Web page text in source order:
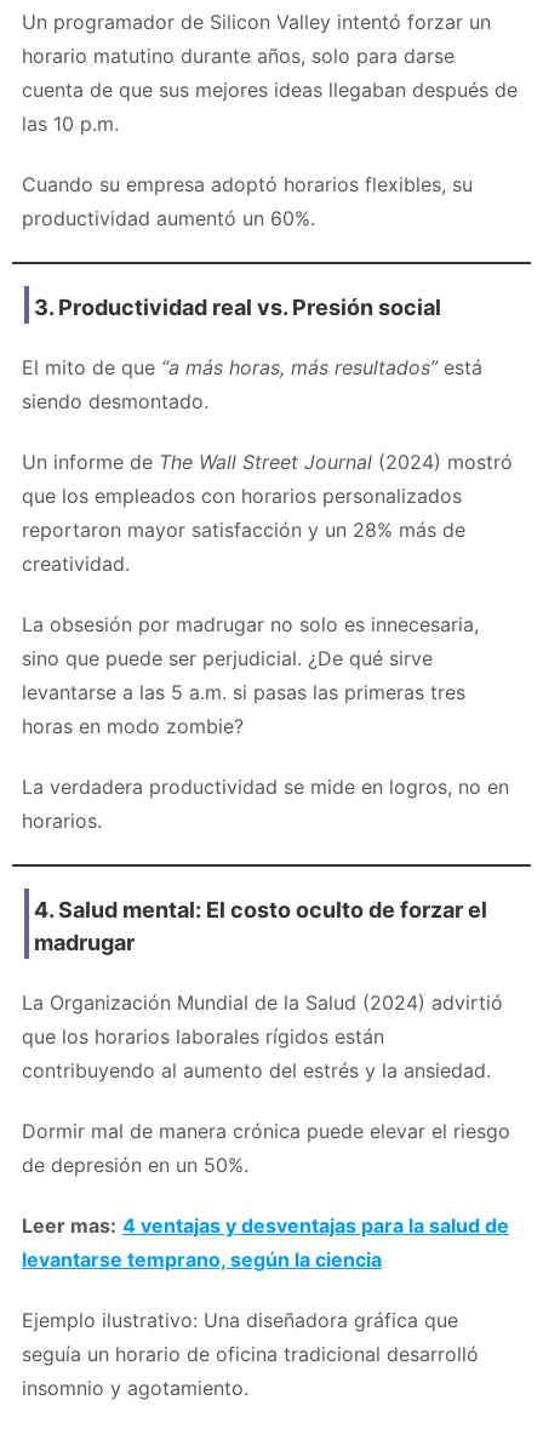
Un programador de Silicon Valley intentó forzar un
horario matutino durante años, solo para darse
cuenta de que sus mejores ideas llegaban después de
las 10 p.m.
Cuando su empresa adoptó horarios flexibles, su
productividad aumentó un 60%.
3. Productividad real vs. Presión social
El mito de que “a más horas, más resultados”está
siendo desmontado.
Un informe de The Wall Street Journal (2024) mostró
que los empleados con horarios personalizados
reportaron mayor satisfacción y un 28% más de
creatividad.
La obsesión por madrugar no solo es innecesaria,
sino que puede ser perjudicial. ¿De qué sirve
levantarse a las 5 a.m. si pasas las primeras tres
horas en modo zombie?
La verdadera productividad se mide en logros, no en
horarios.
4. Salud mental: El costo oculto de forzar el
madrugar
La Organización Mundial de la Salud (2024) advirtió
que los horarios laborales rígidos están
contribuyendo al aumento del estrés y la ansiedad.
Dormir mal de manera crónica puede elevar el riesgo
de depresión en un 50%.
Leer mas: 4 ventajas y desventajas para la salud de
levantarse temprano, según la ciencia
Ejemplo ilustrativo: Una diseñadora gráfica que
seguía un horario de oficina tradicional desarrolló
insomnio y agotamiento.